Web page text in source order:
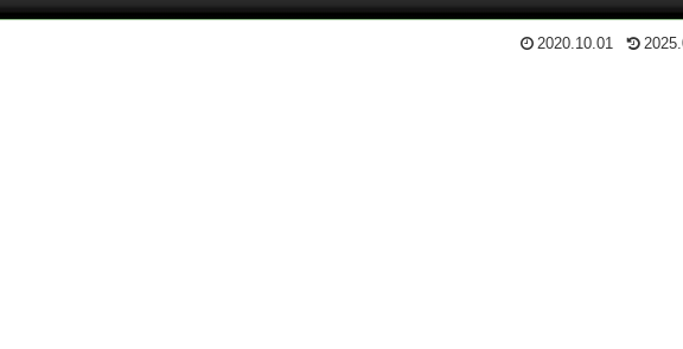
2020.10.01